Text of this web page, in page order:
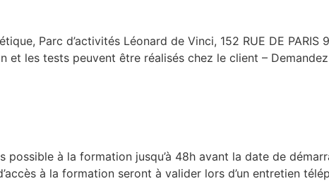
Parc d’activités Léonard de Vinci, 152 RUE DE PARIS
et les tests peuvent être réalisés chez le client –
possible à la formation jusqu’à 48h avant la date de
à la formation seront à valider lors d’un entretien